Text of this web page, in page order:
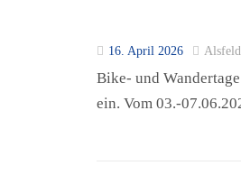
16. April 2026
Bike- und
ein. Vom 03.-